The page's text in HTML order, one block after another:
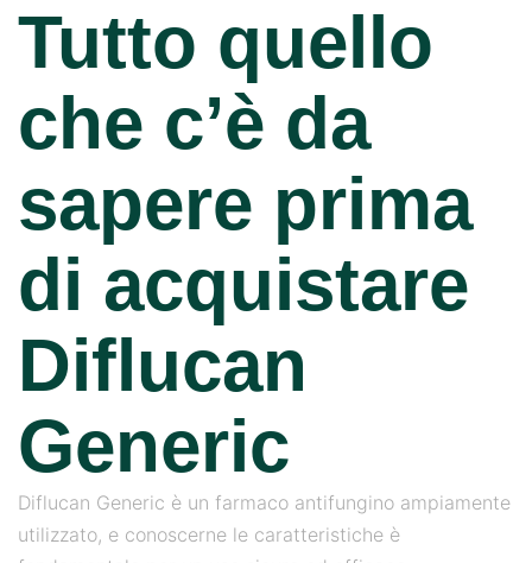
Tutto quello
che c’è da
sapere prima
di acquistare
Diflucan
Generic
Diflucan Generic è un farmaco antifungino ampiamente
utilizzato, e conoscerne le caratteristiche è